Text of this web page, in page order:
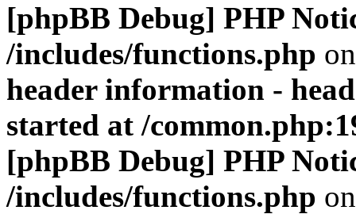
[phpBB Debug] PHP
/includes/functions.php
header information -
started at /
[phpBB Debug] PHP
/includes/functions.php